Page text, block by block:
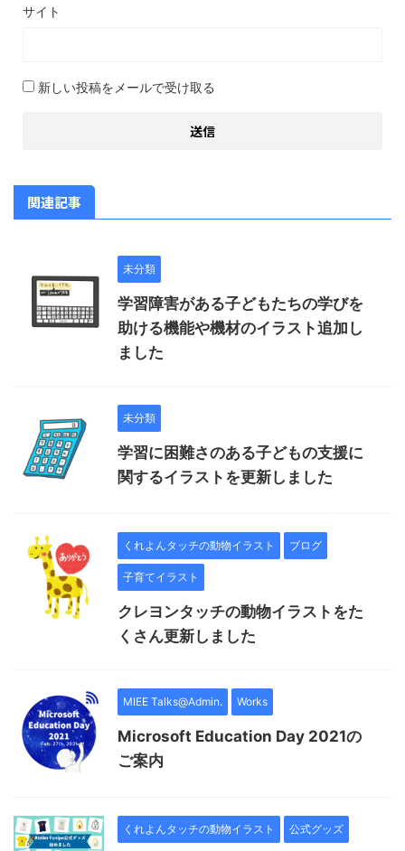
サイト
新しい投稿をメールで受け取る
関連記事
未分類
学習障害がある子どもたちの学びを
助ける機能や機材のイラスト追加し
ました
未分類
学習に困難さのある子どもの支援に
関するイラストを更新しました
くれよんタッチの動物イラスト ブログ
子育てイラスト
クレヨンタッチの動物イラストをた
くさん更新しました
MIEE Talks@Admin. Works
Microsoft Education Day 2021の
ご案内
くれよんタッチの動物イラスト 公式グッズ